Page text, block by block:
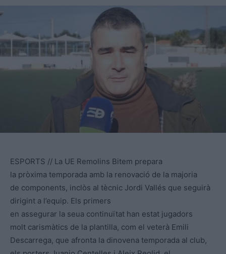
ESPORTS // La UE Remolins Bitem prepara
la pròxima temporada amb la renovació de la majoria
de components, inclòs al tècnic Jordi Vallés que seguirà
dirigint a l’equip. Els primers
en assegurar la seua continuïtat han estat jugadors
molt carismàtics de la plantilla, com el veterà Emili
Descarrega, que afronta la dinovena temporada al club,